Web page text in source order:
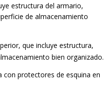
estructura del armario,
de almacenamiento
que incluye estructura,
bien organizado.
con protectores de esquina en